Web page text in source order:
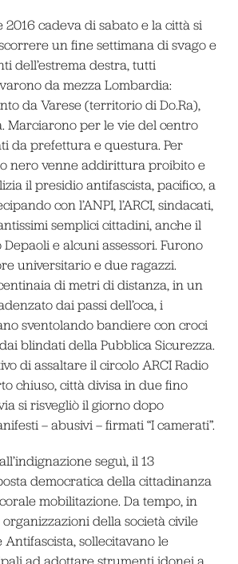
2016 cadeva di sabato e la città si
un fine settimana di svago e
dell’estrema destra, tutti
da mezza Lombardia:
da Varese (territorio di Do.Ra),
Marciarono per le vie del centro
da prefettura e questura. Per
nero venne addirittura proibito e
il presidio antifascista, pacifico, a
con l’ANPI, l’ARCI, sindacati,
semplici cittadini, anche il
e alcuni assessori. Furono
universitario e due ragazzi.
di metri di distanza, in un
dai passi dell’oca, i
sventolando bandiere con croci
blindati della Pubblica Sicurezza.
di assaltare il circolo ARCI Radio
chiuso, città divisa in due fino
si risvegliò il giorno dopo
– abusivi – firmati “I camerati”.
seguì, il 13
democratica della cittadinanza
mobilitazione. Da tempo, in
organizzazioni della società civile
sollecitavano le
ad adottare strumenti idonei a